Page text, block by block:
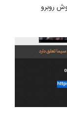
روبرو